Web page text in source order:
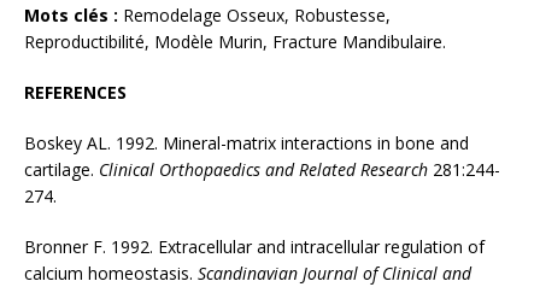
Mots clés : Remodelage Osseux, Robustesse,
Reproductibilité, Modèle Murin, Fracture Mandibulaire.
REFERENCES
Boskey AL. 1992. Mineral-matrix interactions in bone and
cartilage. Clinical Orthopaedics and Related Research 281:244-
274.
Bronner F. 1992. Extracellular and intracellular regulation of
calcium homeostasis. Scandinavian Journal of Clinical and